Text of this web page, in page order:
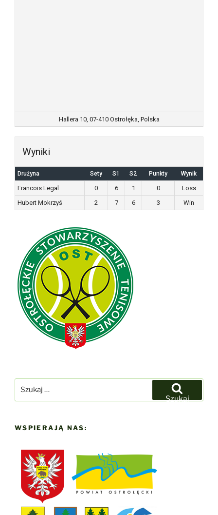
Hallera 10, 07-410 Ostrołęka, Polska
Wyniki
Drużyna Sety S1 S2 Punkty Wynik
Francois Legal 0 6 1 0
Loss
Hubert Mokrzyś
2 7 6 3 Win
Szukaj
WSPIERAJĄ NAS: